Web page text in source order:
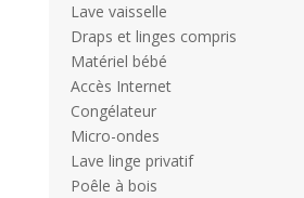
Lave vaisselle
Draps et linges compris
Matériel bébé
Accès Internet
Congélateur
Micro-ondes
Lave linge privatif
Poêle à bois